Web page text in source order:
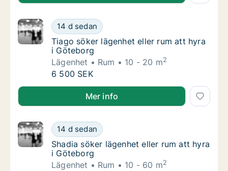
Tiago söker lägenhet eller rum att hyra i
14 d sedan
Tiago söker lägenhet eller rum att hyra i
Tiago söker lägenhet eller rum att hyra
i Göteborg
Lägenhet
Rum 10 - 20 m2
Tiago söker lägenhet eller rum att hyra i
6 500 SEK
Tiago söker lägenhet eller rum att hyra i Göteborg
Mer info
Shadia söker lägenhet eller rum att hyra i
14 d sedan
Shadia söker lägenhet eller rum att hyra i
Shadia söker lägenhet eller rum att hyra
i Göteborg
Lägenhet
Rum 10 - 60 m2